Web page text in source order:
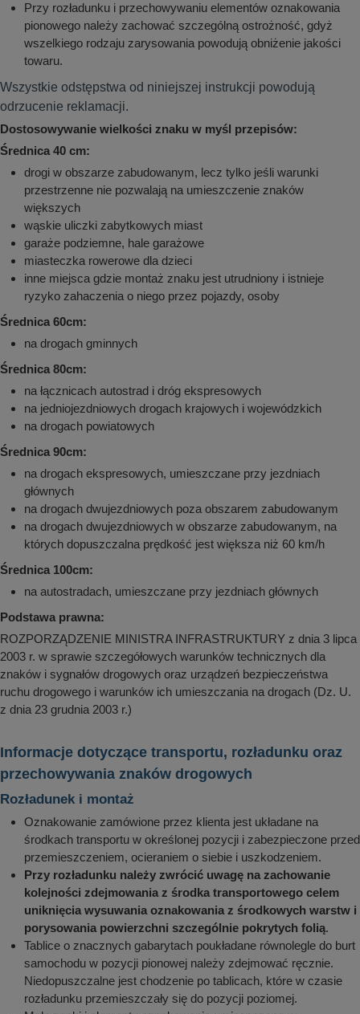
Przy rozładunku i przechowywaniu elementów oznakowania
pionowego należy zachować szczególną ostrożność, gdyż
wszelkiego rodzaju zarysowania powodują obniżenie jakości
towaru.
Wszystkie odstępstwa od niniejszej instrukcji powodują
odrzucenie reklamacji.
Dostosowywanie wielkości znaku w myśl przepisów:
Średnica 40 cm:
drogi w obszarze zabudowanym, lecz tylko jeśli warunki
przestrzenne nie pozwalają na umieszczenie znaków
większych
wąskie uliczki zabytkowych miast
garaże podziemne, hale garażowe
miasteczka rowerowe dla dzieci
inne miejsca gdzie montaż znaku jest utrudniony i istnieje
ryzyko zahaczenia o niego przez pojazdy, osoby
Średnica 60cm:
na drogach gminnych
Średnica 80cm:
na łącznicach autostrad i dróg ekspresowych
na jedniojezdniowych drogach krajowych i wojewódzkich
na drogach powiatowych
Średnica 90cm:
na drogach ekspresowych, umieszczane przy jezdniach
głównych
na drogach dwujezdniowych poza obszarem zabudowanym
na drogach dwujezdniowych w obszarze zabudowanym, na
których dopuszczalna prędkość jest większa niż 60 km/h
Średnica 100cm:
na autostradach, umieszczane przy jezdniach głównych
Podstawa prawna:
ROZPORZĄDZENIE MINISTRA INFRASTRUKTURY z dnia 3 lipca
2003 r. w sprawie szczegółowych warunków technicznych dla
znaków i sygnałów drogowych oraz urządzeń bezpieczeństwa
ruchu drogowego i warunków ich umieszczania na drogach (Dz. U.
z dnia 23 grudnia 2003 r.)
Informacje dotyczące transportu, rozładunku oraz
przechowywania znaków drogowych
Rozładunek i montaż
Oznakowanie zamówione przez klienta jest układane na
środkach transportu w określonej pozycji i zabezpieczone przed
przemieszczeniem, ocieraniem o siebie i uszkodzeniem.
Przy rozładunku należy zwrócić uwagę na zachowanie
kolejności zdejmowania z środka transportowego celem
uniknięcia wysuwania oznakowania z środkowych warstw i
porysowania powierzchni szczególnie pokrytych folią.
Tablice o znacznych gabarytach poukładane równolegle do burt
samochodu w pozycji pionowej należy zdejmować ręcznie.
Niedopuszczalne jest chodzenie po tablicach, które w czasie
rozładunku przemieszczały się do pozycji poziomej.